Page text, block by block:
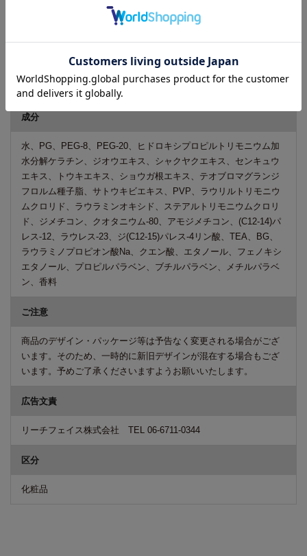
●振らずに容器を置いたまま使います。
●適量(片側2～3プッシュ程度)を手に取り、髪に揉み込むようにな
※髪の長さに応じて、使用量を調節してください。
成分
水、PG、PEG-8、PEG-20、ヒドロキシプロピルトリモニウム加
水分解ケラチン、ジオウエキス、シャクヤクエキス、センキュウ
エキス、トウキエキス、ショウガ根エキス、テオブロマグランジ
フロルム種子脂、サトウキビエキス、PVP、ラウリルトリモニウ
ムクロリド、ラウラミンオキシド、ステアルトリモニウムクロリ
ド、ジメチコン、クオタニウム-80、アモジメチコン、(C12-14)パ
レス-12、ラウレス-23、ジ(C12-15)パレス-4リン酸、TEA、BG、
ラウラミノプロピオン酸Na、クエン酸、エタノール、フェノキシ
エタノール、プロピルパラベン、ブチルパラベン、メチルパラベ
ン、香料
ご注意
商品のデザイン・パッケージ等は予告なく変更される場合がござ
います。そのため、一時的に新旧デザインが混在する場合もござ
います。予めご了承くださいますようお願いいたします。
広告文責
リーチフェイス株式会社 TEL 06-6711-0344
区分
化粧品